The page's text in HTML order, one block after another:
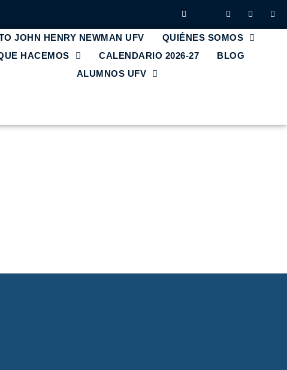
JOHN HENRY NEWMAN UFV
QUIÉNES SOMOS
HACEMOS
CALENDARIO 2026-27
BLOG
ALUMNOS UFV